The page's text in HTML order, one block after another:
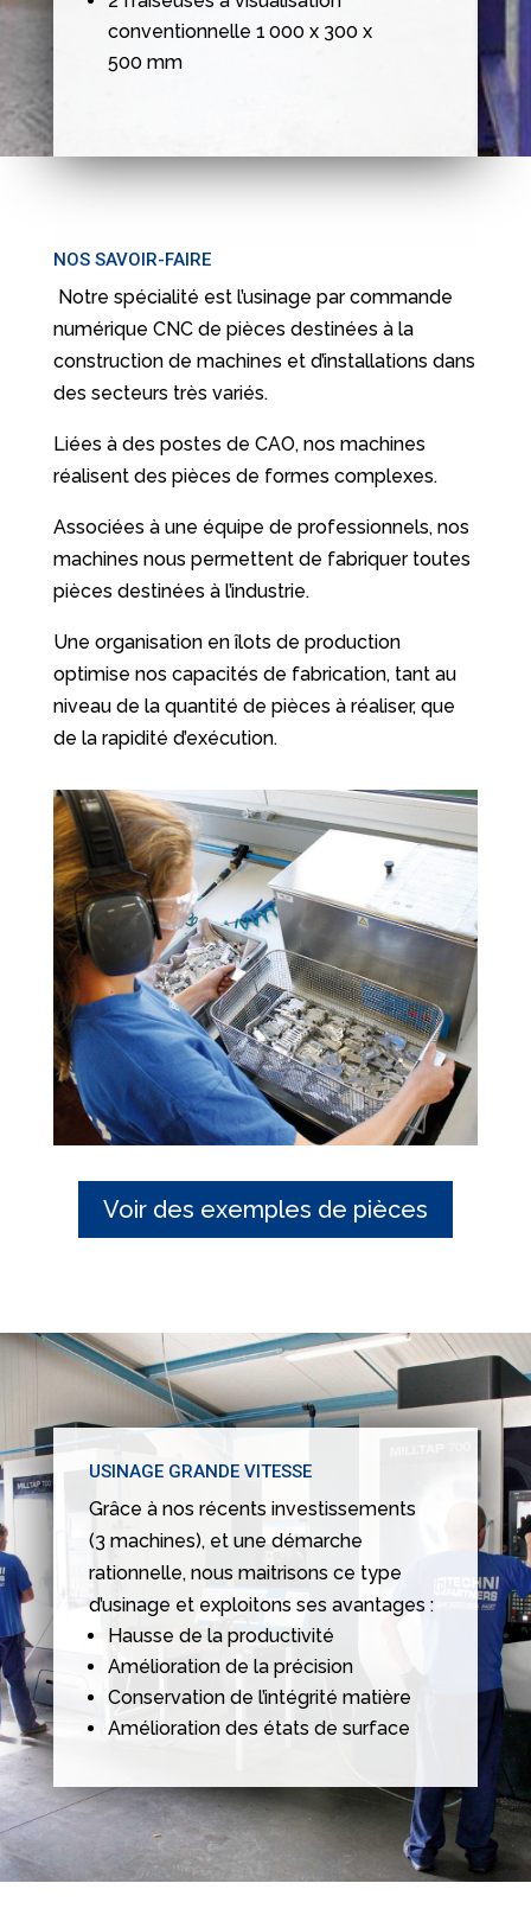
conventionnelle 1 000 x 300 x
500 mm
NOS SAVOIR-FAIRE
Notre spécialité est l’usinage par commande
numérique CNC de pièces destinées à la
construction de machines et d’installations dans
des secteurs très variés.
Liées à des postes de CAO, nos machines
réalisent des pièces de formes complexes.
Associées à une équipe de professionnels, nos
machines nous permettent de fabriquer toutes
pièces destinées à l’industrie.
Une organisation en îlots de production
optimise nos capacités de fabrication, tant au
niveau de la quantité de pièces à réaliser, que
de la rapidité d’exécution.
Voir des exemples de pièces
USINAGE GRANDE VITESSE
Grâce à nos récents investissements
(3 machines), et une démarche
rationnelle, nous maitrisons ce type
d’usinage et exploitons ses avantages :
Hausse de la productivité
Amélioration de la précision
Conservation de l’intégrité matière
Amélioration des états de surface